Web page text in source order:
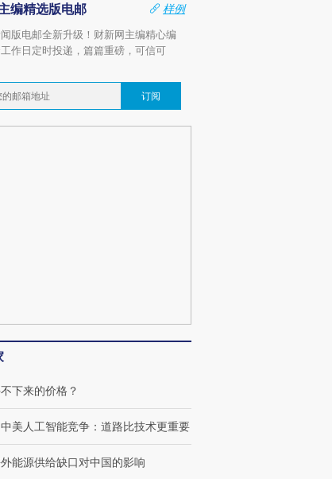
编精选版电邮
样例
版电邮全新升级！财新网主编精心编
作日定时投递，篇篇重磅，可信可
订阅
下来的价格？
中美人工智能竞争：道路比技术更重要
能源供给缺口对中国的影响